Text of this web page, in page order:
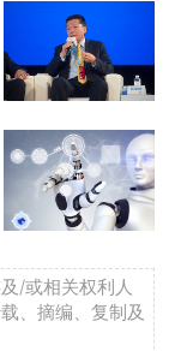
/或相关权利人
、摘编、复制及